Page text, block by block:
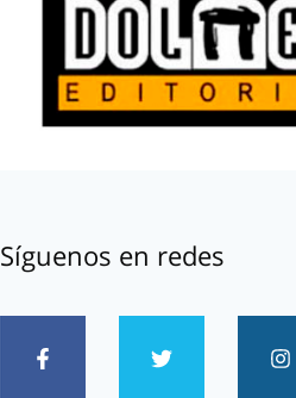
Síguenos en redes